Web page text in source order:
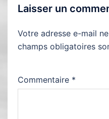
Laisser un
Votre adresse e-mail
champs obligatoires
Commentaire *